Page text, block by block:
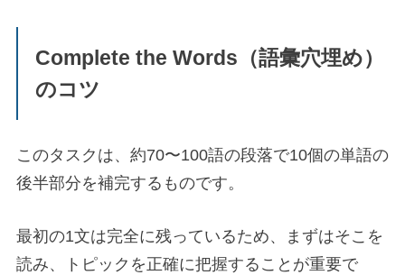
Complete the Words（語彙穴埋め）
のコツ
このタスクは、約70〜100語の段落で10個の単語の
後半部分を補完するものです。
最初の1文は完全に残っているため、まずはそこを
読み、トピックを正確に把握することが重要で